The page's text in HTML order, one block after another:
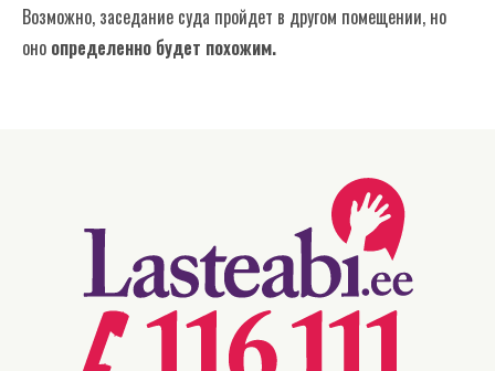
Возможно, заседание суда пройдет в другом помещении, но
оно определенно будет похожим.